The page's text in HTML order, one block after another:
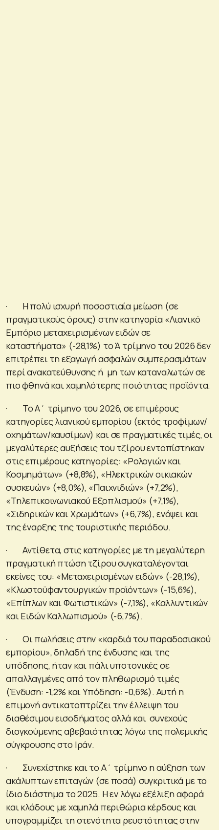
· Η πολύ ισχυρή ποσοστιαία μείωση (σε
πραγματικούς όρους) στην κατηγορία «Λιανικό
Εμπόριο μεταχειρισμένων ειδών σε
καταστήματα» (-28,1%) το Ά τρίμηνο του 2026 δεν
επιτρέπει τη εξαγωγή ασφαλών συμπερασμάτων
περί ανακατεύθυνσης ή μη των καταναλωτών σε
πιο φθηνά και χαμηλότερης ποιότητας προϊόντα.
· Το Α΄ τρίμηνο του 2026, σε επιμέρους
κατηγορίες λιανικού εμπορίου (εκτός τροφίμων/
οχημάτων/καυσίμων) και σε πραγματικές τιμές, οι
μεγαλύτερες αυξήσεις του τζίρου εντοπίστηκαν
στις επιμέρους κατηγορίες: «Ρολογιών και
Κοσμημάτων» (+8,8%), «Ηλεκτρικών οικιακών
συσκευών» (+8,0%), «Παιχνιδιών» (+7,2%),
«Τηλεπικοινωνιακού Εξοπλισμού» (+7,1%),
«Σιδηρικών και Χρωμάτων» (+6,7%), ενόψει και
της έναρξης της τουριστικής περιόδου.
· Αντίθετα, στις κατηγορίες με τη μεγαλύτερη
πραγματική πτώση τζίρου συγκαταλέγονται
εκείνες του: «Μεταχειρισμένων ειδών» (-28,1%),
«Κλωστοϋφαντουργικών προϊόντων» (-15,6%),
«Επίπλων και Φωτιστικών» (-7,1%), «Καλλυντικών
και Ειδών Καλλωπισμού» (-6,7%).
· Οι πωλήσεις στην «καρδιά του παραδοσιακού
εμπορίου», δηλαδή της ένδυσης και της
υπόδησης, ήταν και πάλι υποτονικές σε
απαλλαγμένες από τον πληθωρισμό τιμές
(Ένδυση: -1,2% και Υπόδηση: -0,6%). Αυτή η
επιμονή αντικατοπτρίζει την έλλειψη του
διαθέσιμου εισοδήματος αλλά και συνεχούς
διογκούμενης αβεβαιότητας λόγω της πολεμικής
σύγκρουσης στο Ιράν.
· Συνεχίστηκε και το Α΄ τρίμηνο η αύξηση των
ακάλυπτων επιταγών (σε ποσά) συγκριτικά με το
ίδιο διάστημα το 2025. Η εν λόγω εξέλιξη αφορά
και κλάδους με χαμηλά περιθώρια κέρδους και
υπογραμμίζει τη στενότητα ρευστότητας στην